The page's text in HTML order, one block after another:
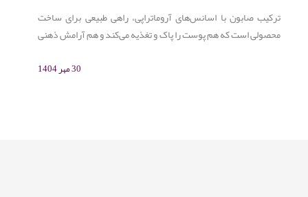
ترکیب صابون با اسانس‌های آروماتراپی، راهی طبیعی برای ساخت
محصولی است که هم پوست را پاک و تغذیه می‌کند و هم آرامش ذهنی
رز، درخت چای، نعناع و رزماری در صابون، علاوه بر رایحه دل‌انگیز،
30 مهر 1404